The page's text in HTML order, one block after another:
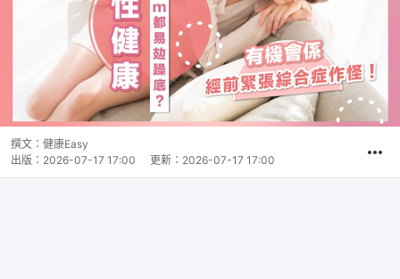
撰文： 健康Easy
出版： 2026-07-17 17:00 更新： 2026-07-17 17:00